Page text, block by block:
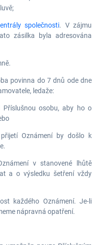
společnosti. V zájmu
zásilka byla adresována
povinna do 7 dnů ode dne
ledaže:
Příslušnou osobu, aby ho o
Oznámení by došlo k
v stanovené lhůtě
a o výsledku šetření vždy
každého Oznámení. Je-li
nápravná opatření.